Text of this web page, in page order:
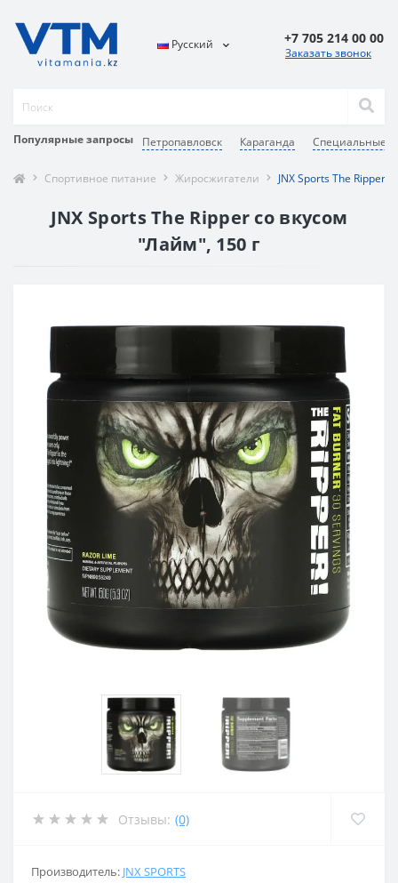
Популярные запросы Петропавловск Караганда Специальные
Русский +7 705 214 00 00
Заказать звонок
Спортивное питание Жиросжигатели JNX Sports The Ripper
JNX Sports The Ripper со вкусом
"Лайм", 150 г
Отзывы: (0)
Производитель: JNX SPORTS